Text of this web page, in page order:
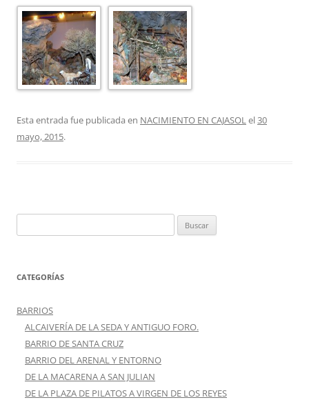
Esta entrada fue publicada en NACIMIENTO EN CAJASOL el30
mayo, 2015.
CATEGORÍAS
BARRIOS
ALCAIVERÍA DE LA SEDA Y ANTIGUO FORO.
BARRIO DE SANTA CRUZ
BARRIO DEL ARENAL Y ENTORNO
DE LA MACARENA A SAN JULIAN
DE LA PLAZA DE PILATOS A VIRGEN DE LOS REYES